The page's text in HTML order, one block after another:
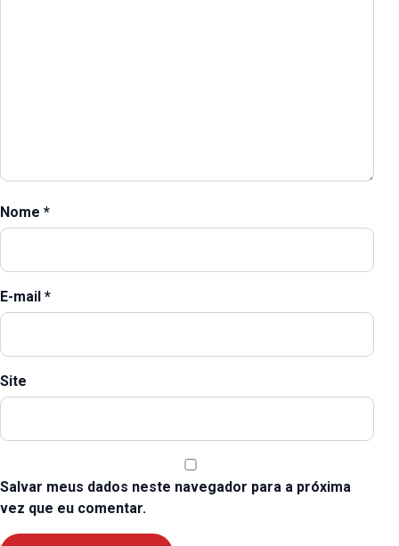
Nome *
E-mail *
Site
Salvar meus dados neste navegador para a próxima
vez que eu comentar.